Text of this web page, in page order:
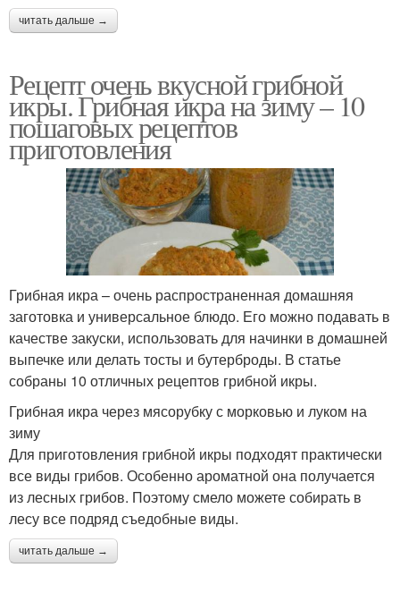
читать дальше →
Рецепт очень вкусной грибной
икры. Грибная икра на зиму – 10
пошаговых рецептов
приготовления
Грибная икра – очень распространенная домашняя
заготовка и универсальное блюдо. Его можно подавать в
качестве закуски, использовать для начинки в домашней
выпечке или делать тосты и бутерброды. В статье
собраны 10 отличных рецептов грибной икры.
Грибная икра через мясорубку с морковью и луком на
зиму
Для приготовления грибной икры подходят практически
все виды грибов. Особенно ароматной она получается
из лесных грибов. Поэтому смело можете собирать в
лесу все подряд съедобные виды.
читать дальше →